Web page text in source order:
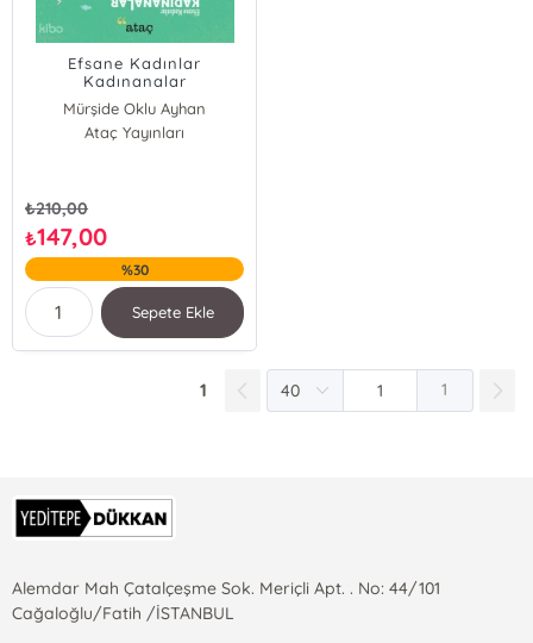
Efsane Kadınlar
Kadınanalar
Mürşide Oklu Ayhan
Ataç Yayınları
₺210,00
₺147,00
%30
Sepete Ekle
1 1
Alemdar Mah Çatalçeşme Sok. Meriçli Apt. . No: 44/101
Cağaloğlu/Fatih /İSTANBUL